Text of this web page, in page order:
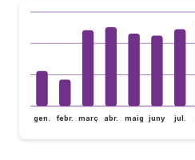
gen. febr. març abr. maig juny jul.